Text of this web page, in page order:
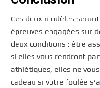
Ces deux modèles
épreuves engagées sur
deux conditions : être
si elles vous rendront
athlétiques, elles ne
cadeau si votre foulée